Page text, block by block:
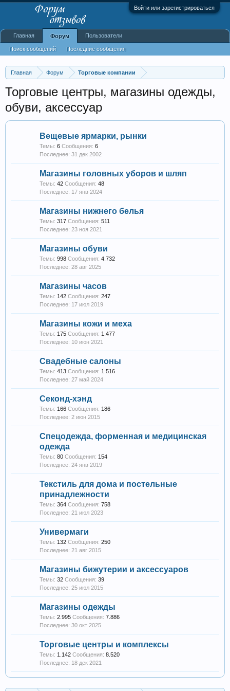
Войти или зарегистрироваться
Главная Форум Торговые компании
Торговые центры, магазины одежды,
обуви, аксессуар
Вещевые ярмарки, рынки
Темы: 6 Сообщения: 6
31 дек 2002
Магазины головных уборов и шляп
Темы: 42 Сообщения: 48
17 янв 2024
Магазины нижнего белья
Темы: 317 Сообщения: 511
23 ноя 2021
Магазины обуви
Темы: 998 Сообщения: 4.732
28 авг 2025
Магазины часов
Темы: 142 Сообщения: 247
17 июл 2019
Магазины кожи и меха
Темы: 175 Сообщения: 1.477
10 июн 2021
Свадебные салоны
Темы: 413 Сообщения: 1.516
27 май 2024
Секонд-хэнд
Темы: 166 Сообщения: 186
2 июн 2015
Спецодежда, форменная и медицинская
одежда
Темы: 80 Сообщения: 154
24 янв 2019
Текстиль для дома и постельные
принадлежности
Темы: 364 Сообщения: 758
21 июл 2023
Универмаги
Темы: 132 Сообщения: 250
21 авг 2015
Магазины бижутерии и аксессуаров
Темы: 32 Сообщения: 39
25 июл 2015
Магазины одежды
Темы: 2.995 Сообщения: 7.886
30 окт 2025
Торговые центры и комплексы
Темы: 1.142 Сообщения: 8.520
18 дек 2021
Главная Форум
Поиск сообщений Последние сообщения
Пользователи